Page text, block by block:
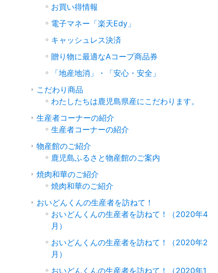
お買い得情報
電子マネー「楽天Edy」
キャッシュレス決済
贈り物に最適なAコープ商品券
「地産地消」・「安心・安全」
こだわり商品
わたしたちは鹿児島県産にこだわります。
生産者コーナーの紹介
生産者コーナーの紹介
物産館のご紹介
鹿児島ふるさと物産館のご案内
焼肉和華のご紹介
焼肉和華のご紹介
おいどんくんの生産者を訪ねて！
おいどんくんの生産者を訪ねて！（2020年4
月）
おいどんくんの生産者を訪ねて！（2020年2
月）
おいどんくんの生産者を訪ねて！（2020年1